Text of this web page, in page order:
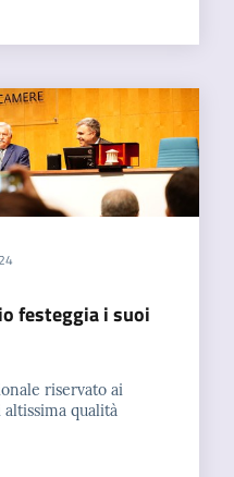
festeggia i suoi
riservato ai
qualità